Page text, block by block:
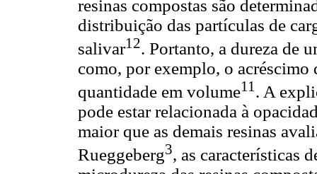
resinas compostas são
distribuição das partículas de
salivar12. Portanto, a dureza de
como, por exemplo, o acréscimo
quantidade em volume11 . A
pode estar relacionada à
maior que as demais resinas
Rueggeberg3, as características